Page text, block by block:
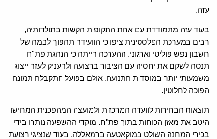
עזה.
בעוד עזה מתמודדת עם אחת התקופות הקשות בתולדותיה,
רבים במערכת הפלסטינית ציפו כי הוועידה תהפוך לבמה של
חשבון נפש פוליטי וארגוני. ההערכה הייתה כי הנהגת פת"ח
תנסה לשקם את יחסיה עם הציבור ברצועה ולהעניק לעזה ייצוג
משמעותי יותר במוסדות התנועה. אולם בפועל התקבלה תמונה
הפוכה לחלוטין.
תוצאות הבחירות לוועדה המרכזית ולמועצה המהפכנית המחישו
היטב את מאזן הכוחות בתוך פת"ח. מוקדי ההשפעה נותרו בידי
בכירי המחנה השולט במוקאטעה ברמאללה, בעוד שנציגי רצועת